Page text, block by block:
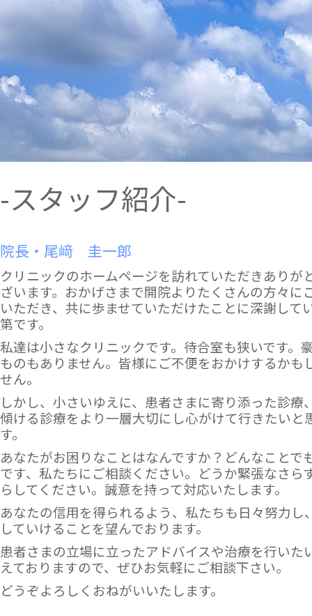
4月休診のおしらせ
4月20日（土）午後診療 休診
ご迷惑おかけしますが、ご了承くださいますよ
うお願い致します。
診療時間変更のおしらせ
3月16日（土）午後診療 15:00～17:30
ご迷惑おかけしますが、ご了承くださいますよ
うお願い致します。
インフルエンザワクチン終了のお知らせ
今期のインフルエンザ予防接種は終了いたしま
診療時間変更のおしらせ
3月21日（木）午後診療 15:30～17:00
3月23日（土）午後診療 15:30～18:00
ご迷惑おかけしますが、ご了承くださいますよ
うお願い致します。
２月休診のおしらせ
2月17日（土）午後診療 休診
うお願い致します。
１月休診のおしらせ
1月20日（土）午後診療 休診
ご迷惑おかけしますが、ご了承くださいますよ
うお願い致します。
年末年始の診療のおしらせ
12月29日（金）～1月3日（水）休診
1月4日（木）より通常診療になります。
休診・診療時間変更のおしらせ
12月9日（土）午後診療 休診
-スタッフ紹介-
院長・尾﨑 圭一郎
クリニックのホームページを訪れていただきありが
ざいます。おかげさまで開院よりたくさんの方々に
いただき、共に歩ませていただけたことに深謝して
第です。
私達は小さなクリニックです。待合室も狭いです。
ものもありません。皆様にご不便をおかけするかも
せん。
しかし、小さいゆえに、患者さまに寄り添った診療
傾ける診療をより一層大切にし心がけて行きたいと
す。
あなたがお困りなことはなんですか？どんなことで
です、私たちにご相談ください。どうか緊張なさら
らしてください。誠意を持って対応いたします。
あなたの信用を得られるよう、私たちも日々努力し
していけることを望んでおります。
患者さまの立場に立ったアドバイスや治療を行いた
えておりますので、ぜひお気軽にご相談下さい。
どうぞよろしくおねがいいたします。